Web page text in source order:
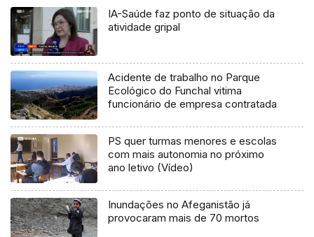
IA-Saúde faz ponto de situação da
atividade gripal
Acidente de trabalho no Parque
Ecológico do Funchal vitima
funcionário de empresa contratada
PS quer turmas menores e escolas
com mais autonomia no próximo
ano letivo (Vídeo)
Inundações no Afeganistão já
provocaram mais de 70 mortos